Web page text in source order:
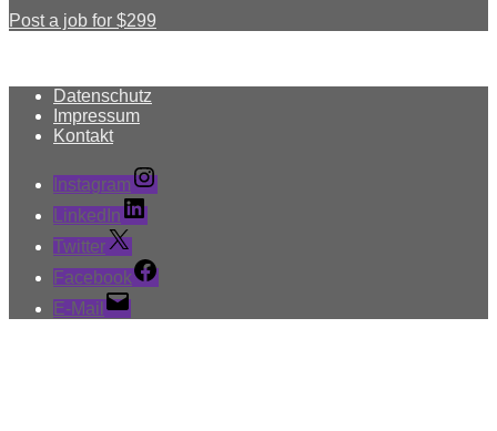
Post a job for $299
Datenschutz
Impressum
Kontakt
Instagram
LinkedIn
Twitter
Facebook
E-Mail